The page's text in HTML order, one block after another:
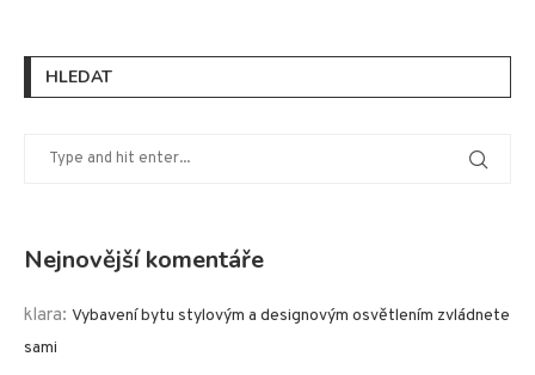
HLEDAT
Nejnovější komentáře
klara: Vybavení bytu stylovým a designovým osvětlením zvládnete
sami